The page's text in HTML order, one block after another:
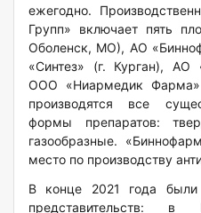
ежегодно.
Групп» включает пять
Оболенск, МО), АО
«Синтез» (г. Курган), АО
ООО «Ниармедик Фарма»
производятся все
формы препаратов:
газообразные.
место по производству
В конце 2021 года
представительств: в